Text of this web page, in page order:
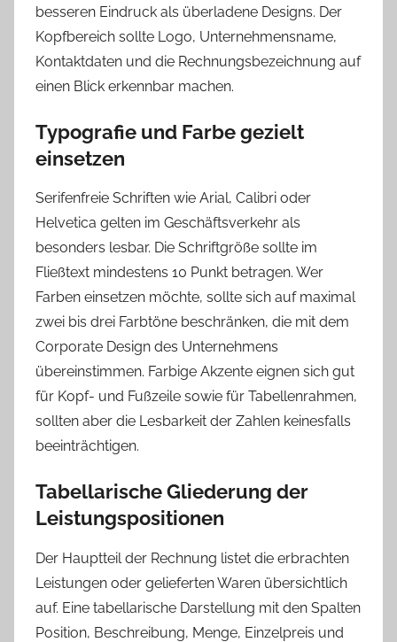
besseren Eindruck als überladene Designs. Der
Kopfbereich sollte Logo, Unternehmensname,
Kontaktdaten und die Rechnungsbezeichnung auf
einen Blick erkennbar machen.
Typografie und Farbe gezielt
einsetzen
Serifenfreie Schriften wie Arial, Calibri oder
Helvetica gelten im Geschäftsverkehr als
besonders lesbar. Die Schriftgröße sollte im
Fließtext mindestens 10 Punkt betragen. Wer
Farben einsetzen möchte, sollte sich auf maximal
zwei bis drei Farbtöne beschränken, die mit dem
Corporate Design des Unternehmens
übereinstimmen. Farbige Akzente eignen sich gut
für Kopf- und Fußzeile sowie für Tabellenrahmen,
sollten aber die Lesbarkeit der Zahlen keinesfalls
beeinträchtigen.
Tabellarische Gliederung der
Leistungspositionen
Der Hauptteil der Rechnung listet die erbrachten
Leistungen oder gelieferten Waren übersichtlich
auf. Eine tabellarische Darstellung mit den Spalten
Position, Beschreibung, Menge, Einzelpreis und